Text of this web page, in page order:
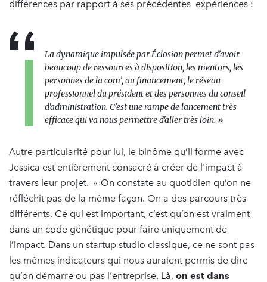
différences par rapport à ses précédentes expériences :
La dynamique impulsée par Éclosion permet d’avoir
beaucoup de ressources à disposition, les mentors, les
personnes de la com’, au financement, le réseau
professionnel du président et des personnes du conseil
d'administration. C’est une rampe de lancement très
efficace qui va nous permettre d'aller très loin. »
Autre particularité pour lui, le binôme qu’il forme avec
Jessica est entièrement consacré à créer de l'impact à
travers leur projet. « On constate au quotidien qu’on ne
réfléchit pas de la même façon. On a des parcours très
différents. Ce qui est important, c’est qu’on est vraiment
dans un code génétique pour faire uniquement de
l’impact. Dans un startup studio classique, ce ne sont pas
les mêmes indicateurs qui nous auraient permis de dire
qu’on démarre ou pas l'entreprise. Là, on est dans